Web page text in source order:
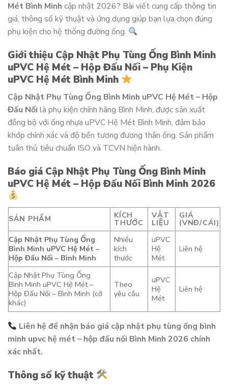
Mét Bình Minh cập nhật 2026? Bài viết cung cấp thông tin
giá, thông số kỹ thuật và ứng dụng giúp bạn lựa chọn đúng
phụ kiện cho hệ thống đường ống.
Giới thiệu Cập Nhật Phụ Tùng Ống Bình Minh
uPVC Hệ Mét – Hộp Đấu Nối – Phụ Kiện
uPVC Hệ Mét Bình Minh
Cập Nhật Phụ Tùng Ống Bình Minh uPVC Hệ Mét – Hộp
Đấu Nối là phụ kiện chính hãng Bình Minh, được sản xuất
đồng bộ với ống nhựa uPVC Hệ Mét Bình Minh, đảm bảo
khớp chính xác và độ bền tương đương thân ống. Sản phẩm
tuân thủ tiêu chuẩn ISO và TCVN hiện hành.
Báo giá Cập Nhật Phụ Tùng Ống Bình Minh
uPVC Hệ Mét – Hộp Đấu Nối Bình Minh 2026
SẢN PHẨM KÍCH
THƯỚC
VẬT
LIỆU
GIÁ
(VNĐ/CÁI)
Cập Nhật Phụ Tùng Ống
Bình Minh uPVC Hệ Mét –
Hộp Đấu Nối – Bình Minh
Nhiều
kích
thước
uPVC
Hệ
Mét
Liên hệ
Cập Nhật Phụ Tùng Ống
Bình Minh uPVC Hệ Mét –
Hộp Đấu Nối – Bình Minh (cỡ
khác)
Theo
yêu cầu
uPVC
Hệ
Mét
Liên hệ
Liên hệ để nhận báo giá cập nhật phụ tùng ống bình
minh upvc hệ mét – hộp đấu nối Bình Minh 2026 chính
xác nhất.
Thông số kỹ thuật